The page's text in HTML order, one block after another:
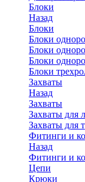
Блоки
Назад
Блоки
Блоки
Блоки
Блоки
Блоки
Захваты
Назад
Захваты
Захваты для
Захваты для
Фитинги и
Назад
Фитинги и
Цепи
Крюки